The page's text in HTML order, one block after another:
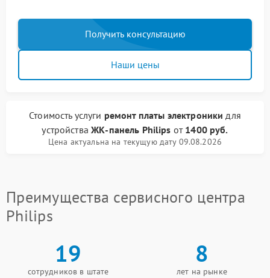
Получить консультацию
Наши цены
Стоимость услуги ремонт платы электроники для
устройстваЖК-панель Philips от 1400 руб.
Цена актуальна на текущую дату 09.08.2026
Преимущества сервисного центра
Philips
19
сотрудников в штате
8
лет на рынке